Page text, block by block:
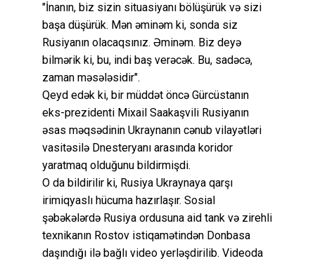
"İnanın, biz sizin situasiyanı bölüşürük və sizi
başa düşürük. Mən əminəm ki, sonda siz
Rusiyanın olacaqsınız. Əminəm. Biz deyə
bilmərik ki, bu, indi baş verəcək. Bu, sadəcə,
zaman məsələsidir".
Qeyd edək ki, bir müddət öncə Gürcüstanın
eks-prezidenti Mixail Saakaşvili Rusiyanın
əsas məqsədinin Ukraynanın cənub vilayətləri
vasitəsilə Dnesteryanı arasında koridor
yaratmaq olduğunu bildirmişdi.
O da bildirilir ki, Rusiya Ukraynaya qarşı
irimiqyaslı hücuma hazırlaşır. Sosial
şəbəkələrdə Rusiya ordusuna aid tank və zirehli
texnikanın Rostov istiqamətindən Donbasa
daşındığı ilə bağlı video yerləşdirilib. Videoda